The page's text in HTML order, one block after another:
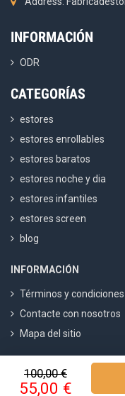
100,00 €
55,00 €
INFORMACIÓN
ODR
CATEGORÍAS
estores
estores enrollables
estores baratos
estores noche y dia
estores infantiles
estores screen
blog
INFORMACIÓN
Términos y condiciones
Contacte con nosotros
Mapa del sitio
Fabricadestores / 5